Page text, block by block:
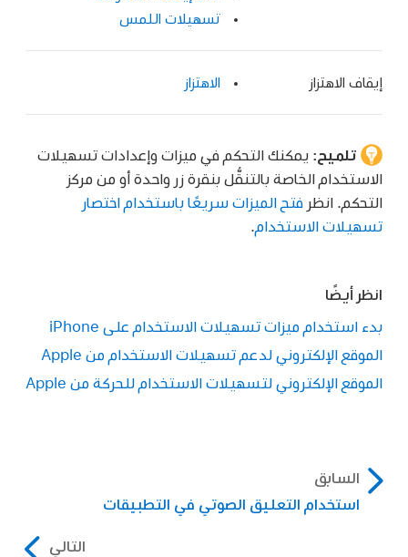
تسهيلات اللمس
إيقاف الاهتزاز الاهتزاز
تلميح: يمكنك التحكم في ميزات وإعدادات تسهيلات
الاستخدام الخاصة بالتنقُّل بنقرة زر واحدة أو من مركز
التحكم. انظر فتح الميزات سريعًا باستخدام اختصار
تسهيلات الاستخدام.
انظر أيضًا
بدء استخدام ميزات تسهيلات الاستخدام على iPhone
الموقع الإلكتروني لدعم تسهيلات الاستخدام من Apple
الموقع الإلكتروني لتسهيلات الاستخدام للحركة من Apple
السابق
استخدام التعليق الصوتي في التطبيقات
التالي